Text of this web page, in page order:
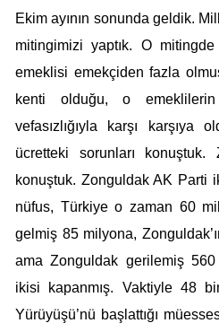
Ekim ayının sonunda geldik.
mitingimizi yaptık. O mitingde
emeklisi emekçiden fazla
kenti olduğu, o
vefasızlığıyla karşı karşıya
ücretteki sorunları konuştuk.
konuştuk. Zonguldak AK Parti
nüfus, Türkiye o zaman 60
gelmiş 85 milyona,
ama Zonguldak gerilemiş
ikisi kapanmış. Vaktiyle 48
Yürüyüşü’nü başlattığı